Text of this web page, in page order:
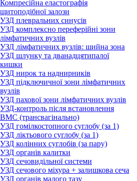
Компресійна еластографія
щитоподібної залози
УЗД плевральних синусів
УЗД комплексно переферійні зони
лімфатичних вузлів
УЗД лімфатичних вузлів: шийна зона
УЗД шлунку та дванадцятипалої
кишки
УЗД нирок та наднирників
УЗД підключичної зони лімфатичних
вузлів
УЗД пахової зони лімфатичних вузлів
УЗД-контроль після встановлення
ВМС (трансвагінально)
УЗД гомілкостопного суглобу (за 1)
УЗД ліктьового суглобу (за 1)
УЗД колінних суглобів (за пару)
УЗД органів калитки
УЗД сечовидільної системи
УЗД сечового міхура + залишкова сеча
УЗД органів малого тазу